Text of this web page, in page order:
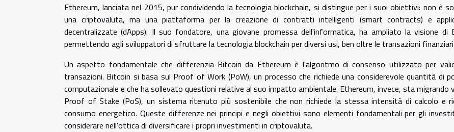
Ethereum, lanciata nel 2015, pur condividendo la tecnologia blockchain, si distingue per i suoi obiettivi: non è
una criptovaluta, ma una piattaforma per la creazione di contratti intelligenti (smart contracts) e
decentralizzate (dApps). Il suo fondatore, una giovane promessa dell'informatica, ha ampliato la visione di
permettendo agli sviluppatori di sfruttare la tecnologia blockchain per diversi usi, ben oltre le transazioni
Un aspetto fondamentale che differenzia Bitcoin da Ethereum è l'algoritmo di consenso utilizzato per
transazioni. Bitcoin si basa sul Proof of Work (PoW), un processo che richiede una considerevole quantità di
computazionale e che ha sollevato questioni relative al suo impatto ambientale. Ethereum, invece, sta migrando
Proof of Stake (PoS), un sistema ritenuto più sostenibile che non richiede la stessa intensità di calcolo e
consumo energetico. Queste differenze nei principi e negli obiettivi sono elementi fondamentali per gli
considerare nell'ottica di diversificare i propri investimenti in criptovaluta.